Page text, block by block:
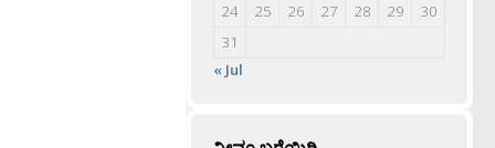
24
25 26 27 28 29
30
31
« Jul